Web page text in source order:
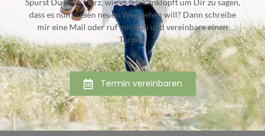
dass es nun diesen neuen Weg gehen will? Dann schreibe
mir eine Mail oder ruf mich an und vereinbare einen
Termin.
Termin vereinbaren